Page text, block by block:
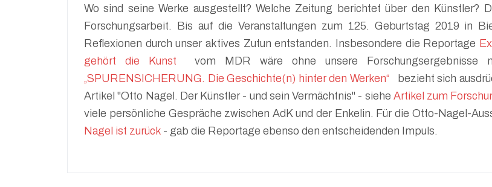
Wo sind seine Werke ausgestellt? Welche Zeitung berichtet über den Künstler?
Forschungsarbeit. Bis auf die Veranstaltungen zum 125. Geburtstag 2019 in
Reflexionen durch unser aktives Zutun entstanden. Insbesondere die Reportage
gehört die Kunst
vom MDR wäre ohne unsere Forschungsergebnisse
„SPURENSICHERUNG. Die Geschichte(n) hinter den Werken“
bezieht sich
Artikel "Otto Nagel. Der Künstler - und sein Vermächtnis" - siehe Artikel zum
viele persönliche Gespräche zwischen AdK und der Enkelin. Für die Otto-Nagel-
Nagel ist zurück - gab die Reportage ebenso den entscheidenden Impuls.